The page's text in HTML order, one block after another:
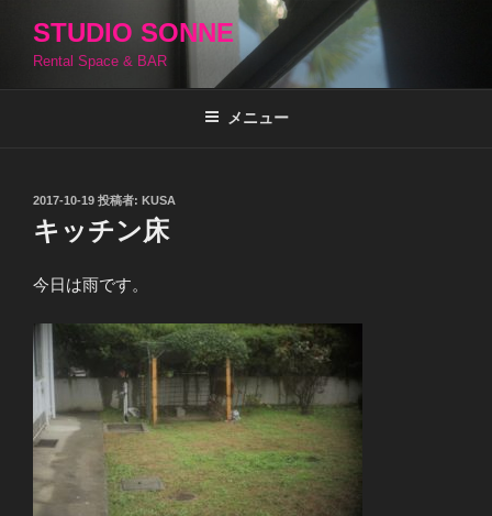
ン
STUDIO SONNE
Rental Space & BAR
メニュー
投
稿
日:
2017-10-19 投稿者: KUSA
キッチン床
今日は雨です。